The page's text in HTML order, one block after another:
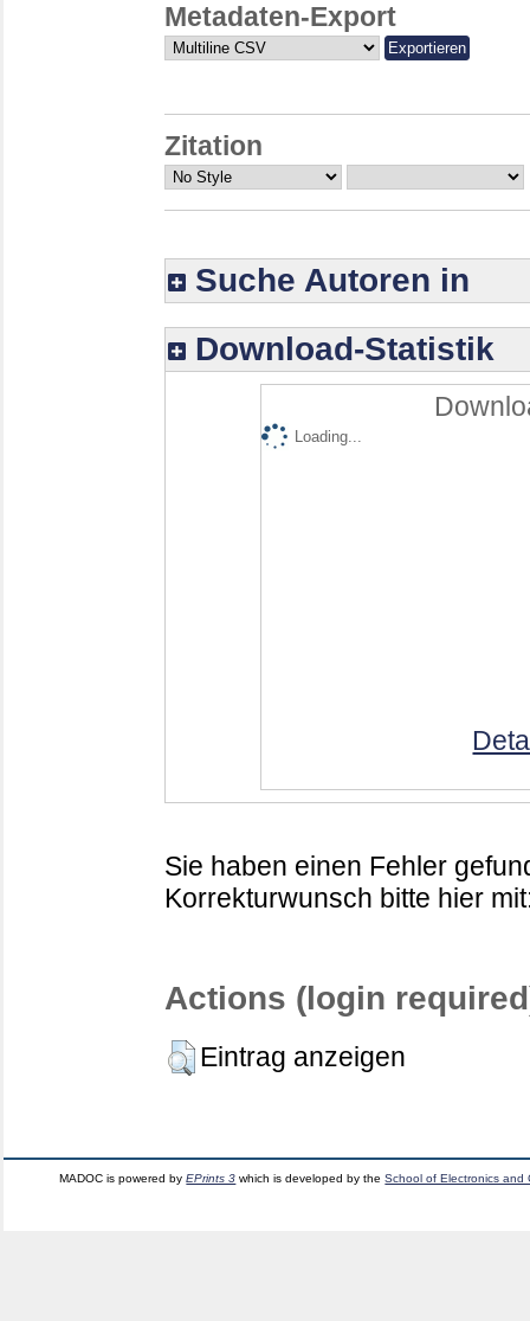
Metadaten-Export
Zitation
Suche Autoren in
Download-Statistik
Loading...
Sie haben einen Fehler
Korrekturwunsch bitte hier
Actions (login
Eintrag anzeigen
MADOC is powered byEPrints 3 which is developed by theSchool of Electronics and